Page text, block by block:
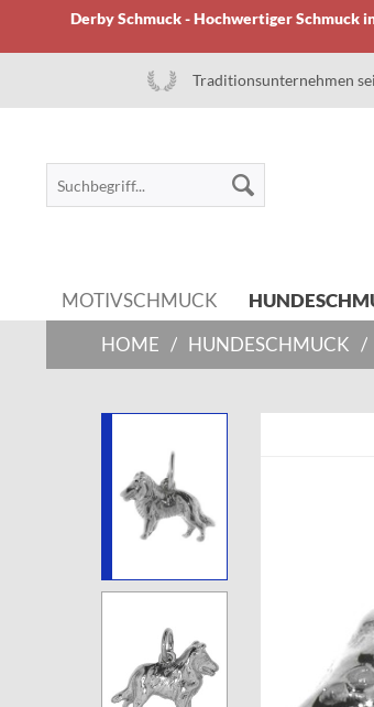
Derby Schmuck - Hochwertiger Schmuck
Traditionsunternehmen
MOTIVSCHMUCK
HOME / HUNDESCHMUCK /